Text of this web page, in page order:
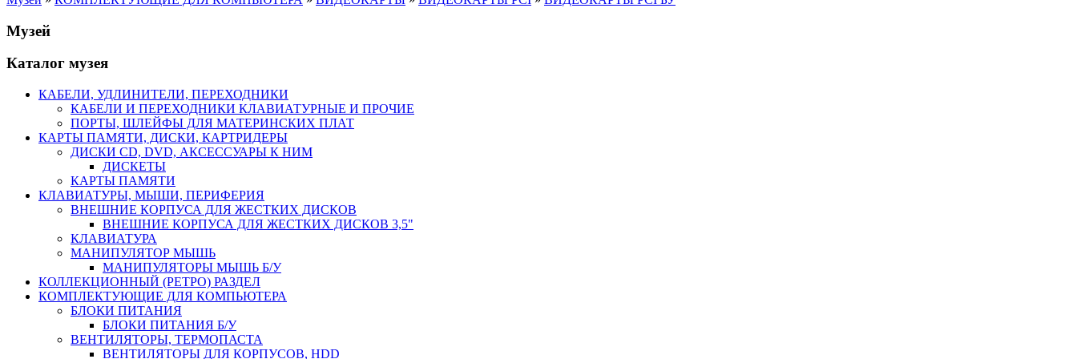
Музей
Каталог музея
КАБЕЛИ, УДЛИНИТЕЛИ, ПЕРЕХОДНИКИ
КАБЕЛИ И ПЕРЕХОДНИКИ КЛАВИАТУРНЫЕ И ПРОЧИЕ
ПОРТЫ, ШЛЕЙФЫ ДЛЯ МАТЕРИНСКИХ ПЛАТ
КАРТЫ ПАМЯТИ, ДИСКИ, КАРТРИДЕРЫ
ДИСКИ CD, DVD, АКСЕССУАРЫ К НИМ
ДИСКЕТЫ
КАРТЫ ПАМЯТИ
КЛАВИАТУРЫ, МЫШИ, ПЕРИФЕРИЯ
ВНЕШНИЕ КОРПУСА ДЛЯ ЖЕСТКИХ ДИСКОВ
ВНЕШНИЕ КОРПУСА ДЛЯ ЖЕСТКИХ ДИСКОВ 3,5"
КЛАВИАТУРА
МАНИПУЛЯТОР МЫШЬ
МАНИПУЛЯТОРЫ МЫШЬ Б/У
КОЛЛЕКЦИОННЫЙ (РЕТРО) РАЗДЕЛ
КОМПЛЕКТУЮЩИЕ ДЛЯ КОМПЬЮТЕРА
БЛОКИ ПИТАНИЯ
БЛОКИ ПИТАНИЯ Б/У
ВЕНТИЛЯТОРЫ, ТЕРМОПАСТА
ВЕНТИЛЯТОРЫ ДЛЯ КОРПУСОВ, HDD